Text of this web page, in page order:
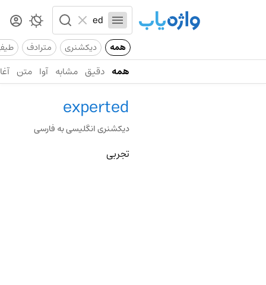
همه دیکشنری مترادف
همه دقیق مشابه آوا متن
experted
دیکشنری انگلیسی به فارسی
تجربی